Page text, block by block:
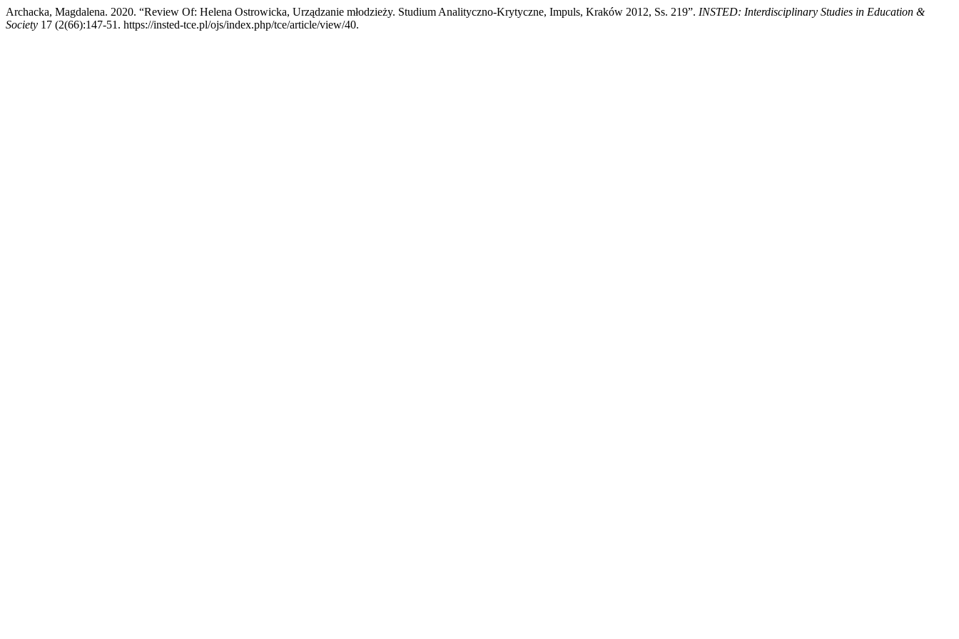
Archacka, Magdalena. 2020. “Review Of: Helena Ostrowicka, Urządzanie młodzieży. Studium Analityczno-Krytyczne, Impuls, Kraków 2012, Ss. 219”. INSTED: Interdisciplinary Studies in Education &
Society 17 (2(66):147-51. https://insted-tce.pl/ojs/index.php/tce/article/view/40.